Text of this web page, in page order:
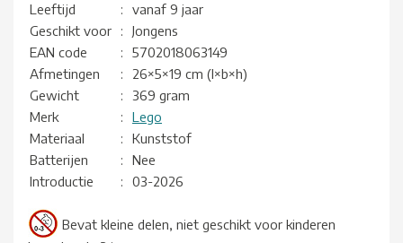
Leeftijd :
vanaf 9 jaar
Geschikt voor
:
Jongens
EAN code
:
5702018063149
Afmetingen
:
26×5×19 cm (l×b×h)
Gewicht
:
369 gram
Merk
:
Lego
Materiaal
:
Kunststof
Batterijen
:
Nee
Introductie
: 03-2026
Bevat kleine delen, niet geschikt voor kinderen